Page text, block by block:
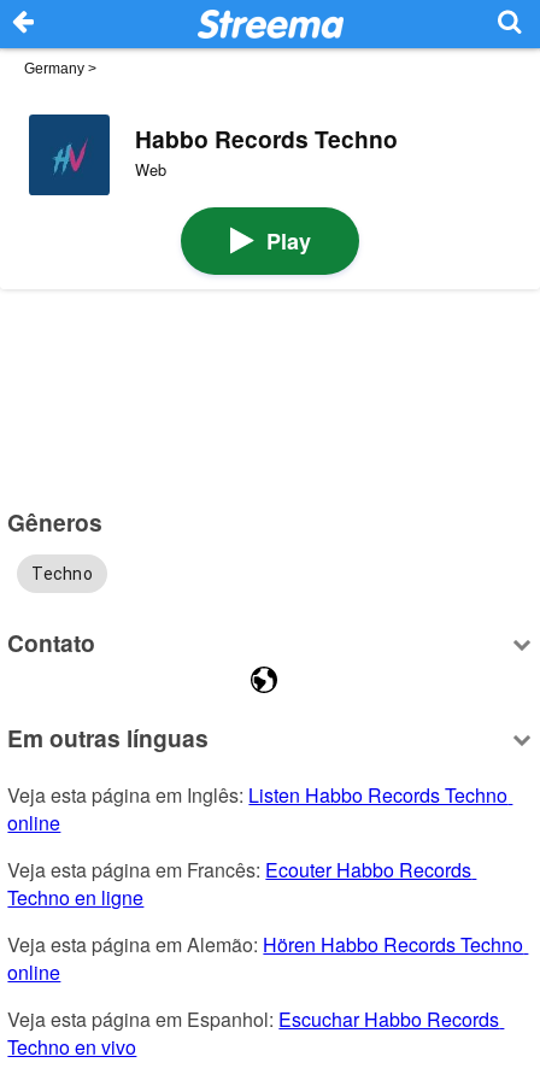
Germany >
Habbo Records Techno
Web
Play
Gêneros
Techno
Contato
Em outras línguas
Veja esta página em Inglês: Listen Habbo Records Techno
online
Veja esta página em Francês: Ecouter Habbo Records
Techno en ligne
Veja esta página em Alemão: Hören Habbo Records Techno
online
Veja esta página em Espanhol: Escuchar Habbo Records
Techno en vivo